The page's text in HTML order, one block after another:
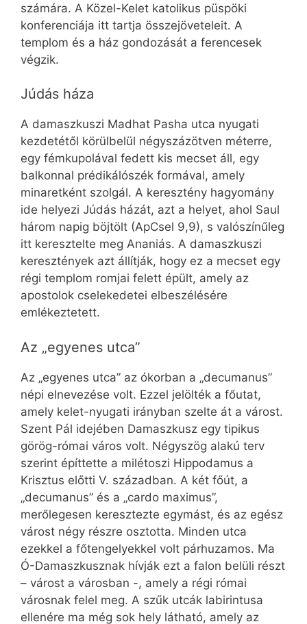
számára. A Közel-Kelet katolikus püspöki
konferenciája itt tartja összejöveteleit. A
templom és a ház gondozását a ferencesek
végzik.
Júdás háza
A damaszkuszi Madhat Pasha utca nyugati
kezdetétől körülbelül négyszázötven méterre,
egy fémkupolával fedett kis mecset áll, egy
balkonnal prédikálószék formával, amely
minaretként szolgál. A keresztény hagyomány
ide helyezi Júdás házát, azt a helyet, ahol Saul
három napig böjtölt (ApCsel 9,9), s valószínűleg
itt keresztelte meg Ananiás. A damaszkuszi
keresztények azt állítják, hogy ez a mecset egy
régi templom romjai felett épült, amely az
apostolok cselekedetei elbeszélésére
emlékeztetett.
Az „egyenes utca”
Az „egyenes utca” az ókorban a „decumanus”
népi elnevezése volt. Ezzel jelölték a főutat,
amely kelet-nyugati irányban szelte át a várost.
Szent Pál idejében Damaszkusz egy tipikus
görög-római város volt. Négyszög alakú terv
szerint építtette a milétoszi Hippodamus a
Krisztus előtti V. században. A két főút, a
„decumanus” és a „cardo maximus”,
merőlegesen keresztezte egymást, és az egész
várost négy részre osztotta. Minden utca
ezekkel a főtengelyekkel volt párhuzamos. Ma
Ó-Damaszkusznak hívják ezt a falon belüli részt
– várost a városban -, amely a régi római
városnak felel meg. A szűk utcák labirintusa
ellenére ma még sok hely látható, amely az